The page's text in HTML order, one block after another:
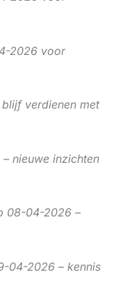
2026 voor
verdienen met
nieuwe inzichten
08-04-2026 –
04-2026 – kennis